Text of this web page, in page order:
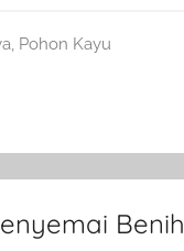
Pohon Kayu